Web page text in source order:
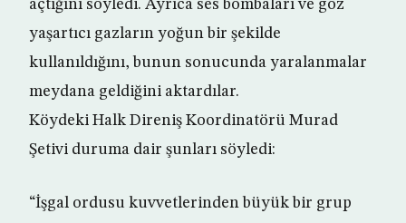
açtığını söyledi. Ayrıca ses bombaları ve göz
yaşartıcı gazların yoğun bir şekilde
kullanıldığını, bunun sonucunda yaralanmalar
meydana geldiğini aktardılar.
Köydeki Halk Direniş Koordinatörü Murad
Şetivi duruma dair şunları söyledi:
“İşgal ordusu kuvvetlerinden büyük bir grup